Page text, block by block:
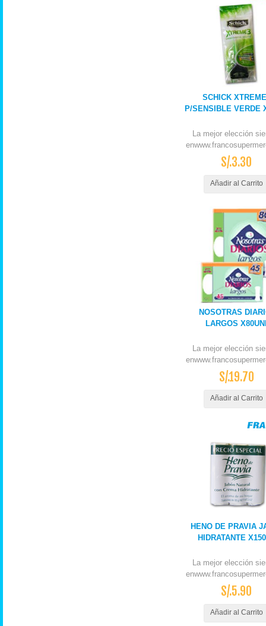
SCHICK
P/SENSIBLE VERDE
La mejor elección
S/.3.30
Añadir al Carrito
NOSOTRAS
LARGOS
La mejor elección
S/.19.70
Añadir al Carrito
HENO DE PRAVIA
HIDRATANTE
La mejor elección
S/.5.90
Añadir al Carrito